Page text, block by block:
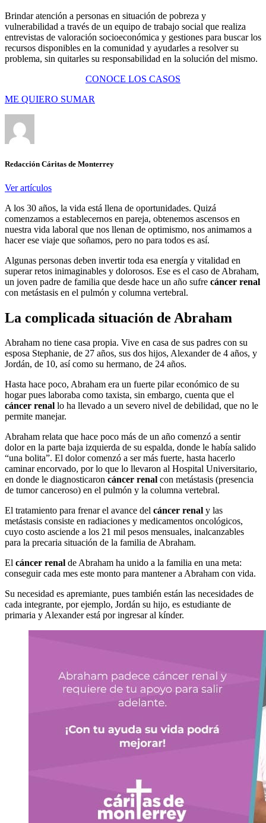
Brindar atención a personas en situación de pobreza y
vulnerabilidad a través de un equipo de trabajo social que realiza
entrevistas de valoración socioeconómica y gestiones para buscar los
recursos disponibles en la comunidad y ayudarles a resolver su
problema, sin quitarles su responsabilidad en la solución del mismo.
CONOCE LOS CASOS
ME QUIERO SUMAR
Redacción Cáritas de Monterrey
Ver artículos
A los 30 años, la vida está llena de oportunidades. Quizá
comenzamos a establecernos en pareja, obtenemos ascensos en
nuestra vida laboral que nos llenan de optimismo, nos animamos a
hacer ese viaje que soñamos, pero no para todos es así.
Algunas personas deben invertir toda esa energía y vitalidad en
superar retos inimaginables y dolorosos. Ese es el caso de Abraham,
un joven padre de familia que desde hace un año sufre cáncer renal
con metástasis en el pulmón y columna vertebral.
La complicada situación de Abraham
Abraham no tiene casa propia. Vive en casa de sus padres con su
esposa Stephanie, de 27 años, sus dos hijos, Alexander de 4 años, y
Jordán, de 10, así como su hermano, de 24 años.
Hasta hace poco, Abraham era un fuerte pilar económico de su
hogar pues laboraba como taxista, sin embargo, cuenta que el
cáncer renal lo ha llevado a un severo nivel de debilidad, que no le
permite manejar.
Abraham relata que hace poco más de un año comenzó a sentir
dolor en la parte baja izquierda de su espalda, donde le había salido
“una bolita”. El dolor comenzó a ser más fuerte, hasta hacerlo
caminar encorvado, por lo que lo llevaron al Hospital Universitario,
en donde le diagnosticaron cáncer renal con metástasis (presencia
de tumor canceroso) en el pulmón y la columna vertebral.
El tratamiento para frenar el avance del cáncer renal y las
metástasis consiste en radiaciones y medicamentos oncológicos,
cuyo costo asciende a los 21 mil pesos mensuales, inalcanzables
para la precaria situación de la familia de Abraham.
El cáncer renal de Abraham ha unido a la familia en una meta:
conseguir cada mes este monto para mantener a Abraham con vida.
Su necesidad es apremiante, pues también están las necesidades de
cada integrante, por ejemplo, Jordán su hijo, es estudiante de
primaria y Alexander está por ingresar al kínder.